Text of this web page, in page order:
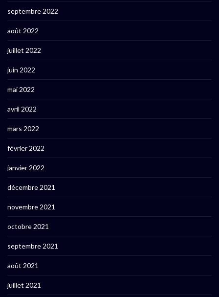
septembre 2022
août 2022
juillet 2022
juin 2022
mai 2022
avril 2022
mars 2022
février 2022
janvier 2022
décembre 2021
novembre 2021
octobre 2021
septembre 2021
août 2021
juillet 2021